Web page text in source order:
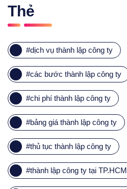
Thẻ
#dịch vụ thành lập công ty
#các bước thành lập công ty
#chi phí thành lập công ty
#bảng giá thành lập công ty
#thủ tục thành lập công ty
#thành lập công ty tại TP.HCM